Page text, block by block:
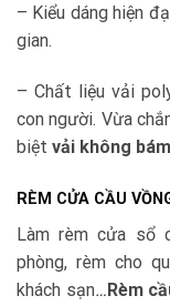
– Kiểu dáng hiện
gian.
– Chất liệu vải
con người. Vừa
biệt vải không
RÈM CỬA CẦU
Làm rèm cửa sổ
phòng, rèm cho
khách sạn…Rèm